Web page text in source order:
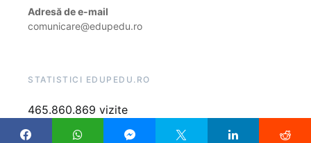
Adresă de e-mail
comunicare@edupedu.ro
STATISTICI EDUPEDU.RO
465.860.869 vizite